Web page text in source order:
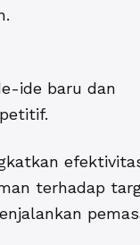
ide baru dan
terhadap